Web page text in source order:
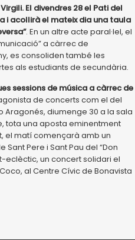
El divendres 28 el Pati del
i acollirà el mateix dia una taula
. En un altre acte paral·lel, el
a càrrec de
es consoliden també les
als estudiants de secundària.
sessions de música a càrrec de
de concerts com el del
Aragonés, diumenge 30 a la sala
tota una aposta eminentment
el matí començarà amb un
Pere i Sant Pau del “Don
eclèctic, un concert solidari el
al Centre Cívic de Bonavista